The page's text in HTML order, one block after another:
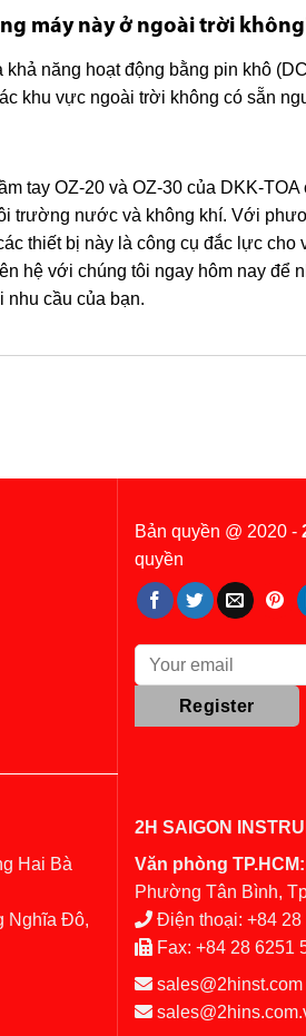
máy này ở ngoài trời
khả năng hoạt động bằng pin khô
khu vực ngoài trời không có sẵn
tay OZ-20 và OZ-30 của DKK-
trường nước và không khí. Với
thiết bị này là công cụ đắc lực
hệ với chúng tôi ngay hôm nay để
nhu cầu của bạn.
Bản quyền @ 2020 -
quyền
Hai Bà
Nghĩa Đô,
2H SAIGON
Văn phòng TP.HCM:
Phường Tân Bình,
Điện thoại: +84 28
Fax: +84 28 6251
sales@2hinst.com